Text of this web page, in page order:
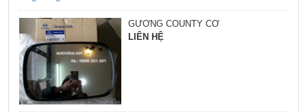
GƯƠNG COUNTY CƠ
LIÊN HỆ